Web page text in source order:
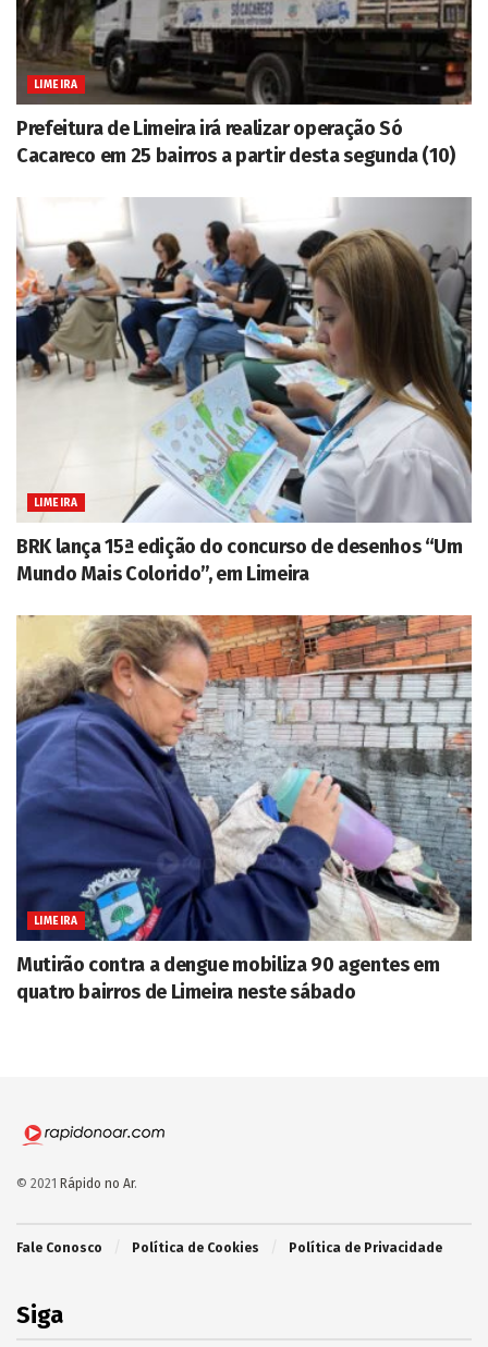
LIMEIRA
Prefeitura de Limeira irá realizar operação Só
Cacareco em 25 bairros a partir desta segunda (10)
LIMEIRA
BRK lança 15ª edição do concurso de desenhos “Um
Mundo Mais Colorido”, em Limeira
LIMEIRA
Mutirão contra a dengue mobiliza 90 agentes em
quatro bairros de Limeira neste sábado
© 2021 Rápido no Ar.
Fale Conosco Política de Cookies Política de Privacidade
Siga